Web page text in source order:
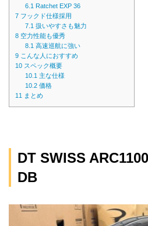
6.1
Ratchet EXP 36
7 フックド仕様採用
7.1 扱いやすさも魅力
8 空力性能も優秀
8.1 高速巡航に強い
9 こんな人におすすめ
10 スペック概要
10.1 主な仕様
10.2 価格
11
まとめ
DT SWISS
DB